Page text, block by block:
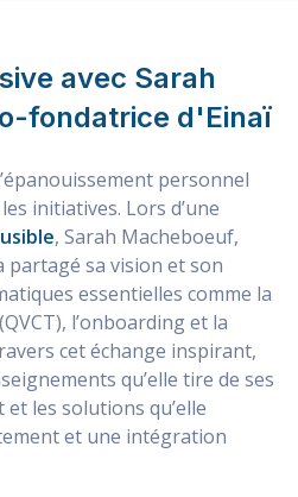
avec Sarah
fondatrice d'Einaï
personnel
initiatives. Lors d’une
, Sarah Macheboeuf,
partagé sa vision et son
essentielles comme la
l’onboarding et la
cet échange inspirant,
qu’elle tire de ses
les solutions qu’elle
et une intégration